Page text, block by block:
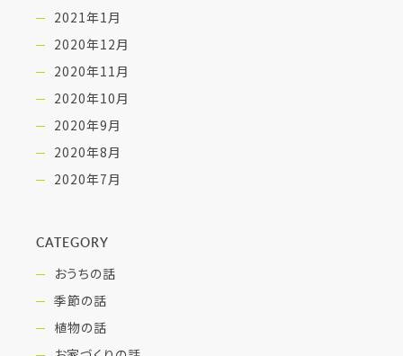
2021年1月
2020年12月
2020年11月
2020年10月
2020年9月
2020年8月
2020年7月
CATEGORY
おうちの話
季節の話
植物の話